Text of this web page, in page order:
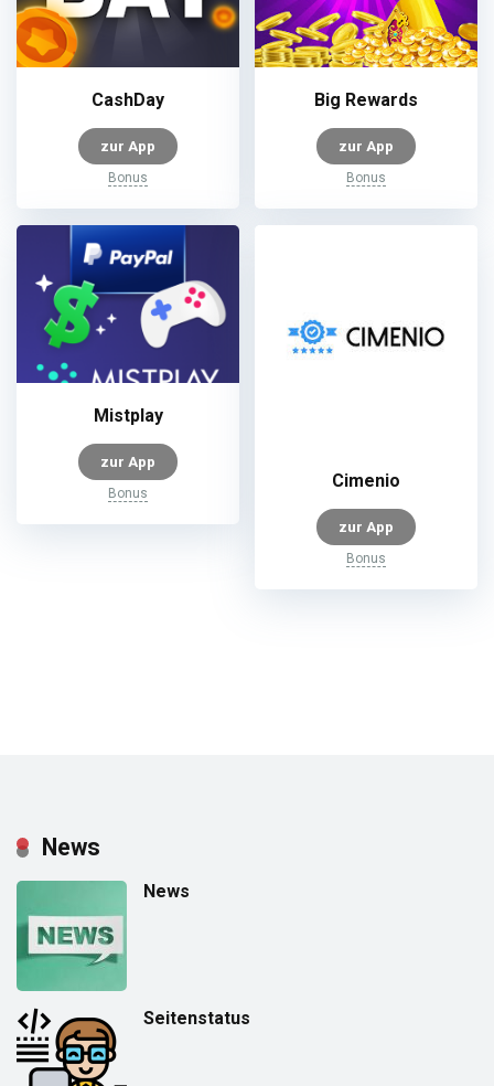
CashDay
zur App
Bonus
Big Rewards
zur App
Bonus
Mistplay
zur App
Bonus
Cimenio
zur App
Bonus
News
News
Seitenstatus